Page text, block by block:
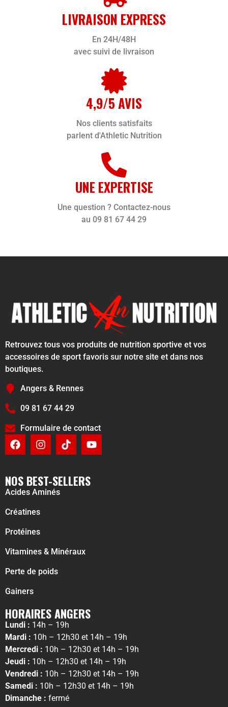
LIVRAISON EXPRESS
En 24H/48H
avec suivi de livraison
4,9/5 AVIS
Nos clients satisfaits
parlent d'Athletic Nutrition
UNE EXPERTISE
Une question ? Contactez-nous
au 09 81 67 44 29
Retrouvez tous vos produits de nutrition sportive et vos
accessoires de sport favoris sur notre site et dans nos
boutiques.
Angers & Rennes
09 81 67 44 29
Formulaire de contact
NOS BEST-SELLERS
Acides Aminés
Créatines
Protéines
Vitamines & Minéraux
Perte de poids
Gainers
HORAIRES ANGERS
Lundi : 14h – 19h
Mardi : 10h – 12h30 et 14h – 19h
Mercredi : 10h – 12h30 et 14h – 19h
Jeudi : 10h – 12h30 et 14h – 19h
Vendredi : 10h – 12h30 et 14h – 19h
Samedi : 10h – 12h30 et 14h – 19h
Dimanche : fermé